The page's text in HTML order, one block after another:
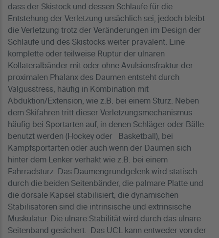
dass der Skistock und dessen Schlaufe für die
Entstehung der Verletzung ursächlich sei, jedoch bleibt
die Verletzung trotz der Veränderungen im Design der
Schlaufe und des Skistocks weiter prävalent. Eine
komplette oder teilweise Ruptur der ulnaren
Kollateralbänder mit oder ohne Avulsionsfraktur der
proximalen Phalanx des Daumen entsteht durch
Valgusstress, häufig in Kombination mit
Abduktion/Extension, wie z.B. bei einem Sturz. Neben
dem Skifahren tritt dieser Verletzungsmechanismus
häufig bei Sportarten auf, in denen Schläger oder Bälle
benutzt werden (Hockey oder Basketball), bei
Kampfsportarten oder auch wenn der Daumen sich
hinter dem Lenker verhakt wie z.B. bei einem
Fahrradsturz. Das Daumengrundgelenk wird statisch
durch die beiden Seitenbänder, die palmare Platte und
die dorsale Kapsel stabilisiert, die dynamischen
Stabilisatoren sind die intrinsische und extrinsische
Muskulatur. Die ulnare Stabilität wird durch das ulnare
Seitenband gesichert. Das UCL kann entweder von der